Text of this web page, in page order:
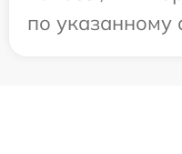
по указанному